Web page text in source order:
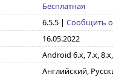
Бесплатная
6.5.5| Сообщить
16.05.2022
Android 6.x, 7.x,
Английский,